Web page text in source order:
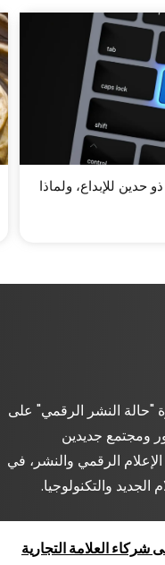
حدين للإبداع، ولماذا
"حالة النشر الرقمي" على
ومجتمع جديدين
الرقمي والنشر، في
الجديد والتكنولوجيا.
شركاء العلامة التجارية